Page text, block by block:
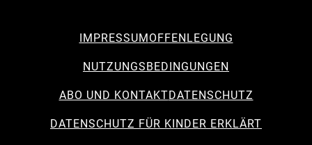
IMPRESSUM OFFENLEGUNG
NUTZUNGSBEDINGUNGEN
ABO UND KONTAKTDATENSCHUTZ
DATENSCHUTZ FÜR KINDER ERKLÄRT